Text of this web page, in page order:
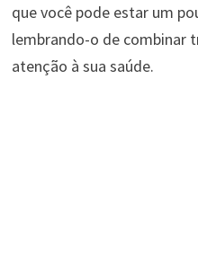
que você pode estar um
lembrando-o de combinar
atenção à sua saúde.